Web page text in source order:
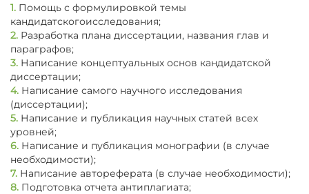
1. Помощь с формулировкой темы
кандидатскогоисследования;
2. Разработка плана диссертации, названия глав и
параграфов;
3. Написание концептуальных основ кандидатской
диссертации;
4. Написание самого научного исследования
(диссертации);
5. Написание и публикация научных статей всех
уровней;
6. Написание и публикация монографии (в случае
необходимости);
7. Написание автореферата (в случае необходимости);
8. Подготовка отчета антиплагиата;